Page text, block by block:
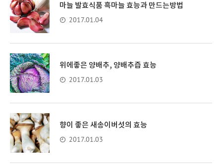
마늘 발효식품 흑마늘 효능과 만드는방법
2017.01.04
위에좋은 양배추, 양배추즙 효능
2017.01.03
향이 좋은 새송이버섯의 효능
2017.01.03